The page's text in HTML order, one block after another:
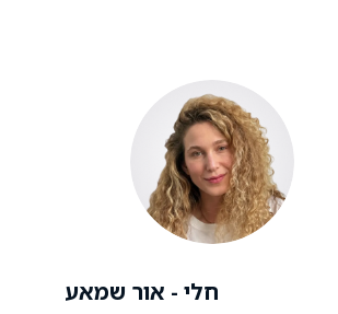
חלי - אור שמאע